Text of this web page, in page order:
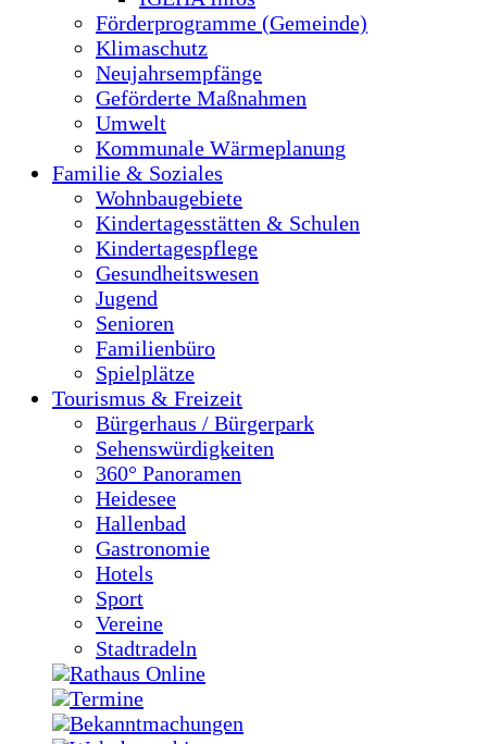
Förderprogramme (Gemeinde)
Klimaschutz
Neujahrsempfänge
Geförderte Maßnahmen
Umwelt
Kommunale Wärmeplanung
Familie & Soziales
Wohnbaugebiete
Kindertagesstätten & Schulen
Kindertagespflege
Gesundheitswesen
Jugend
Senioren
Familienbüro
Spielplätze
Tourismus & Freizeit
Bürgerhaus / Bürgerpark
Sehenswürdigkeiten
360° Panoramen
Heidesee
Hallenbad
Gastronomie
Hotels
Sport
Vereine
Stadtradeln
Rathaus Online
Termine
Bekanntmachungen